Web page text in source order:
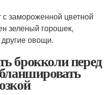
с замороженной цветной
зеленый горошек,
овощи.
брокколи перед